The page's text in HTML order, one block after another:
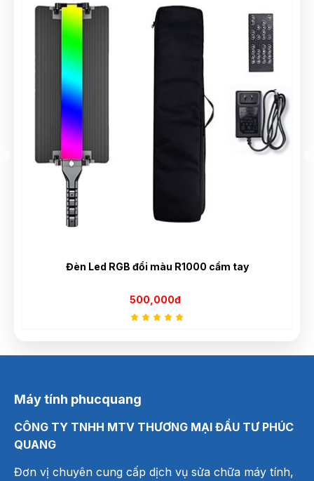
Đèn Led RGB đổi màu R1000 cầm tay
500,000đ
Máy tính phucquang
CÔNG TY TNHH MTV THƯƠNG MẠI ĐẦU TƯ PHÚC
QUANG
Đơn vị chuyên cung cấp dịch vụ sửa chữa máy tính,